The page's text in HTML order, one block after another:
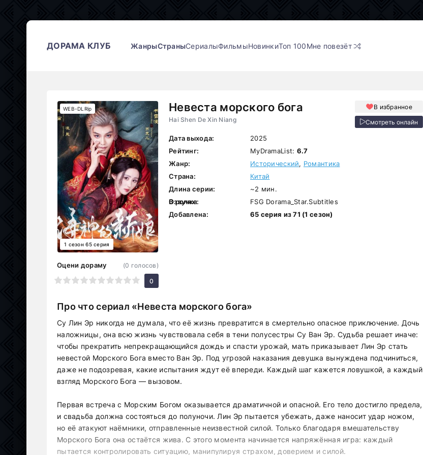
ДОРАМА КЛУБ ЖанрыСтраныСериалыФильмыНовинкиТоп 100Мне повезёт
Невеста морского бога
Hai Shen De Xin Niang
В избранное
Смотреть онлайн
WEB-DLRip
1 сезон 65 серия
Оцени дораму
7 8 9 10
(0 голосов)
0
Дата выхода:
2025
Рейтинг:
MyDramaList: 6.7
Жанр:
Исторический, Романтика
Страна:
Китай
Длина серии:
~2 мин.
В ролях:
Озвучка:
FSG Dorama_Star.Subtitles
Добавлена:
65 серия из 71 (1 сезон)
Про что сериал «Невеста морского бога»
Су Лин Эр никогда не думала, что её жизнь превратится в смертельно опасное приключение. Дочь
наложницы, она всю жизнь чувствовала себя в тени полусестры Су Ван Эр. Судьба решает иначе:
чтобы прекратить непрекращающийся дождь и спасти урожай, мать приказывает Лин Эр стать
невестой Морского Бога вместо Ван Эр. Под угрозой наказания девушка вынуждена подчиниться,
даже не подозревая, какие испытания ждут её впереди. Каждый шаг кажется ловушкой, а каждый
взгляд Морского Бога — вызовом.
Первая встреча с Морским Богом оказывается драматичной и опасной. Его тело достигло предела,
и свадьба должна состояться до полуночи. Лин Эр пытается убежать, даже наносит удар ножом,
но её атакуют наёмники, отправленные неизвестной силой. Только благодаря вмешательству
Морского Бога она остаётся жива. С этого момента начинается напряжённая игра: каждый
пытается контролировать ситуацию, манипулируя страхом, доверием и силой.